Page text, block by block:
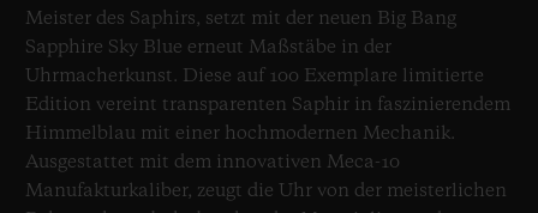
Meister des Saphirs, setzt mit der neuen Big Bang
Sapphire Sky Blue erneut Maßstäbe in der
Uhrmacherkunst. Diese auf 100 Exemplare limitierte
Edition vereint transparenten Saphir in faszinierendem
Himmelblau mit einer hochmodernen Mechanik.
Ausgestattet mit dem innovativen Meca-10
Manufakturkaliber, zeugt die Uhr von der meisterlichen